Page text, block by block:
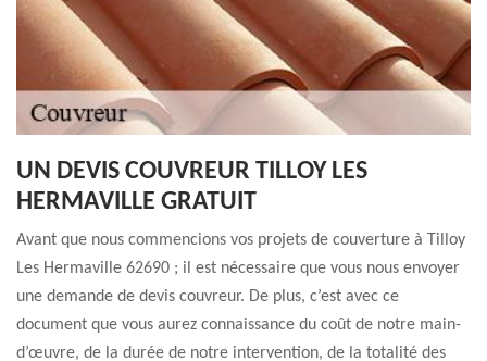
UN DEVIS COUVREUR TILLOY LES
HERMAVILLE GRATUIT
Avant que nous commencions vos projets de couverture à Tilloy
Les Hermaville 62690 ; il est nécessaire que vous nous envoyer
une demande de devis couvreur. De plus, c’est avec ce
document que vous aurez connaissance du coût de notre main-
d’œuvre, de la durée de notre intervention, de la totalité des